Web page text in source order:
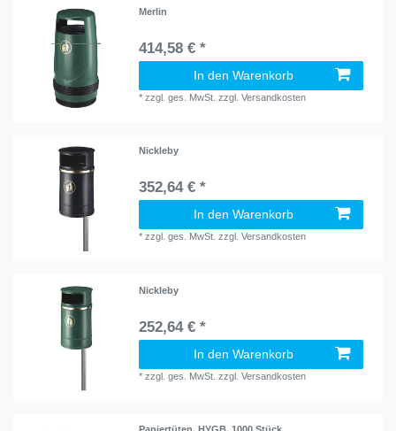
Merlin
414,58 € *
In den Warenkorb
*zzgl. ges. MwSt. zzgl.Versandkosten
Nickleby
352,64 € *
In den Warenkorb
*zzgl. ges. MwSt. zzgl.Versandkosten
Nickleby
252,64 € *
In den Warenkorb
*zzgl. ges. MwSt. zzgl.Versandkosten